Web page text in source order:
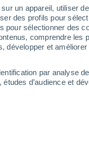
un appareil, utiliser
des profils pour
pour sélectionner des
comprendre les
développer et
par analyse
d’audience et